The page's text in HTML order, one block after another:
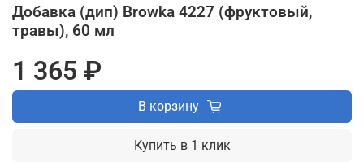
Добавка (дип) Browka 4227 (фруктовый,
травы), 60 мл
1 365 ₽
В корзину
Купить в 1 клик